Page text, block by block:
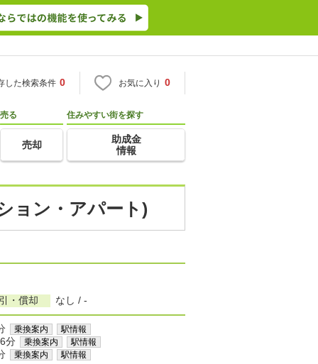
した検索条件 0 お気に入り 0
売る
売却
住みやすい街を探す
助成金
情報
ョン・アパート)
・償却 なし / -
乗換案内 駅情報
分 乗換案内 駅情報
乗換案内 駅情報